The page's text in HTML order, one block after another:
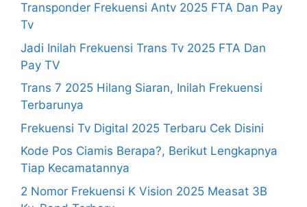
Transponder Frekuensi Antv 2025 FTA Dan Pay
Tv
Jadi Inilah Frekuensi Trans Tv 2025 FTA Dan
Pay TV
Trans 7 2025 Hilang Siaran, Inilah Frekuensi
Terbarunya
Frekuensi Tv Digital 2025 Terbaru Cek Disini
Kode Pos Ciamis Berapa?, Berikut Lengkapnya
Tiap Kecamatannya
2 Nomor Frekuensi K Vision 2025 Measat 3B